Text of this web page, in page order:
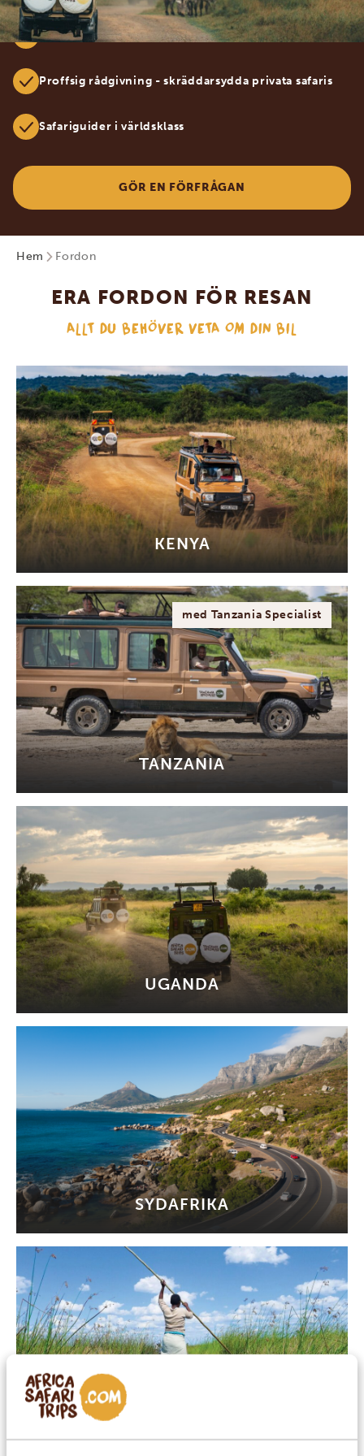
100% specialiserade på Afrika
Proffsig rådgivning - skräddarsydda privata safaris
Safariguider i världsklass
GÖR EN FÖRFRÅGAN
Hem Fordon
ERA FORDON FÖR RESAN
ALLT DU BEHÖVER VETA OM DIN BIL
KENYA
med Tanzania Specialist
TANZANIA
UGANDA
SYDAFRIKA